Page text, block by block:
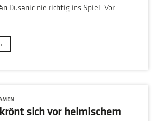
Dusanic nie richtig ins Spiel. Vor
sich vor heimischem